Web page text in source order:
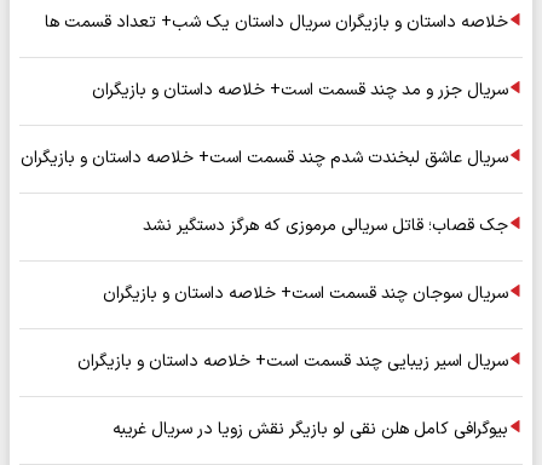
خلاصه داستان و بازیگران سریال داستان یک شب+ تعداد قسمت ها
سریال جزر و مد چند قسمت است+ خلاصه داستان و بازیگران
سریال عاشق لبخندت شدم چند قسمت است+ خلاصه داستان و بازیگران
جک قصاب؛ قاتل سریالی مرموزی که هرگز دستگیر نشد
سریال سوجان چند قسمت است+ خلاصه داستان و بازیگران
سریال اسیر زیبایی چند قسمت است+ خلاصه داستان و بازیگران
بیوگرافی کامل هلن نقی لو بازیگر نقش زویا در سریال غریبه